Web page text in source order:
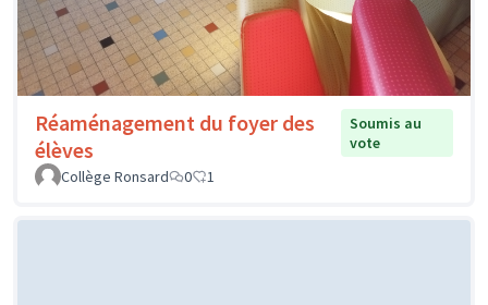
Réaménagement du foyer des
élèves
Soumis au
vote
Collège Ronsard
0 1